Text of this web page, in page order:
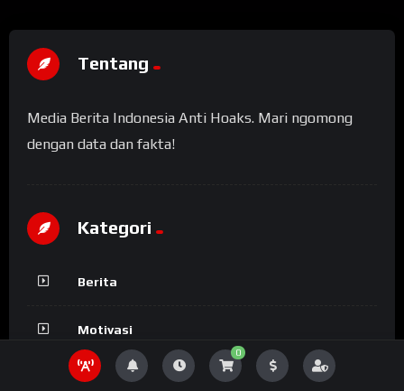
0
Tentang
Media Berita Indonesia Anti Hoaks. Mari ngomong
dengan data dan fakta!
Kategori
Berita
Motivasi
Al-Qur’an